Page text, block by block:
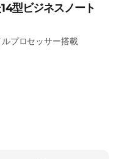
型ビジネスノート
プロセッサー搭載